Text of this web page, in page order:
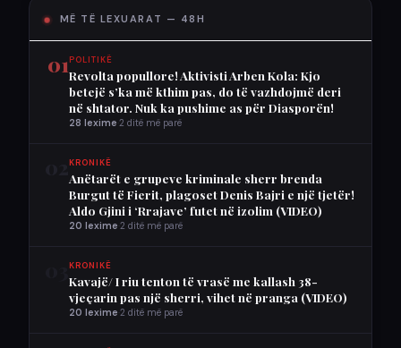
MË TË LEXUARAT — 48H
01POLITIKË
Revolta popullore! Aktivisti Arben Kola: Kjo
betejë s’ka më kthim pas, do të vazhdojmë deri
në shtator. Nuk ka pushime as për Diasporën!
28 lexime 2 ditë më parë
KRONIKË
Anëtarët e grupeve kriminale sherr brenda
Burgut të Fierit, plagoset Denis Bajri e një tjetër!
Aldo Gjini i ‘Rrajave’ futet në izolim (VIDEO)
20 lexime 2 ditë më parë
KRONIKË
Kavajë/ I riu tenton të vrasë me kallash 38-
vjeçarin pas një sherri, vihet në pranga (VIDEO)
20 lexime 2 ditë më parë